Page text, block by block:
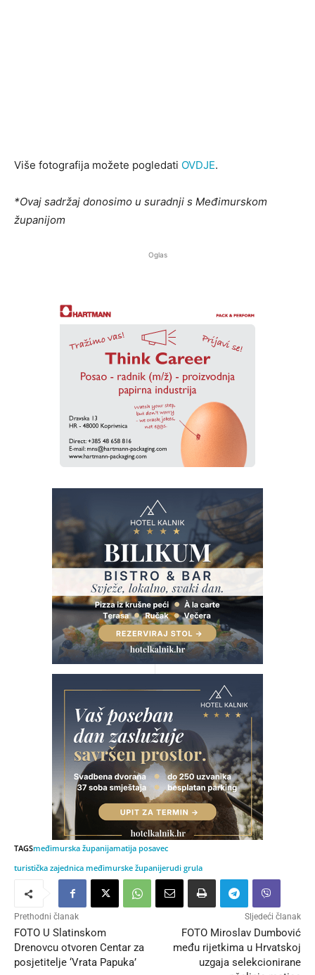
Više fotografija možete pogledati OVDJE.
*Ovaj sadržaj donosimo u suradnji s Međimurskom
županijom
Oglas
TAGSmeđimurska županijamatija posavec
turistička zajednica međimurske županijerudi grula
Prethodni članak
FOTO U Slatinskom
Drenovcu otvoren Centar za
posjetitelje ‘Vrata Papuka’
Sljedeći članak
FOTO Miroslav Dumbović
među rijetkima u Hrvatskoj
uzgaja selekcionirane